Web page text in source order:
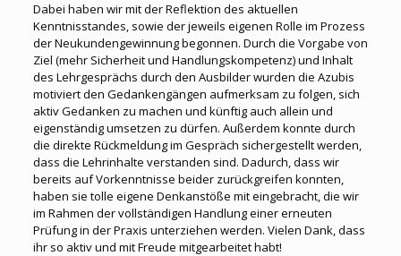
Dabei haben wir mit der Reflektion des aktuellen
Kenntnisstandes, sowie der jeweils eigenen Rolle im Prozess
der Neukundengewinnung begonnen. Durch die Vorgabe von
Ziel (mehr Sicherheit und Handlungskompetenz) und Inhalt
des Lehrgesprächs durch den Ausbilder wurden die Azubis
motiviert den Gedankengängen aufmerksam zu folgen, sich
aktiv Gedanken zu machen und künftig auch allein und
eigenständig umsetzen zu dürfen. Außerdem konnte durch
die direkte Rückmeldung im Gespräch sichergestellt werden,
dass die Lehrinhalte verstanden sind. Dadurch, dass wir
bereits auf Vorkenntnisse beider zurückgreifen konnten,
haben sie tolle eigene Denkanstöße mit eingebracht, die wir
im Rahmen der vollständigen Handlung einer erneuten
Prüfung in der Praxis unterziehen werden. Vielen Dank, dass
ihr so aktiv und mit Freude mitgearbeitet habt!